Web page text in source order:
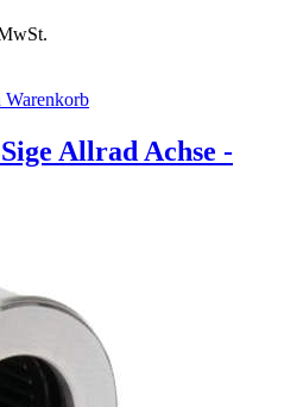
Warenkorb
Allrad Achse -